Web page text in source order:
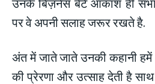
पर वे अपनी सलाह जरूर रखते है.
अंत में जाते जाते उनकी कहानी हमें
की प्रेरणा और उत्साह देती है